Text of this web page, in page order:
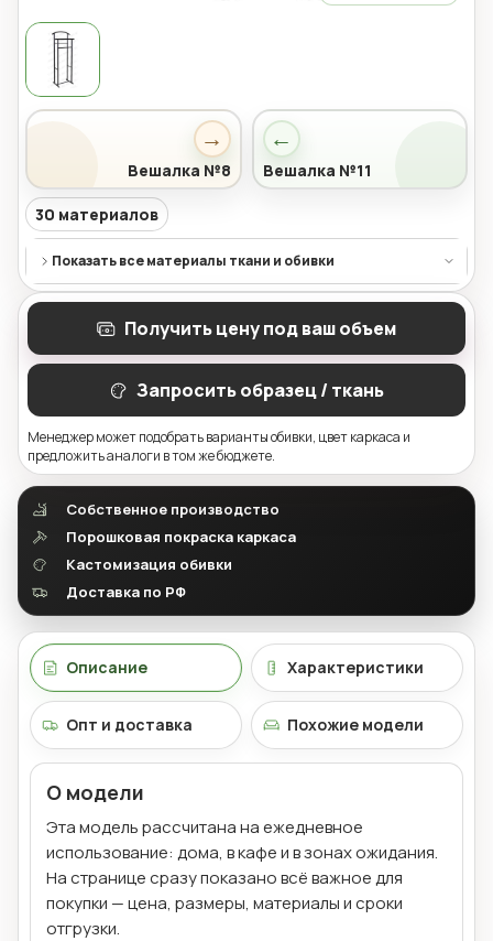
←
Вешалка №11
→
Вешалка №8
30 материалов
Показать все материалы ткани и обивки
Получить цену под ваш объем
Запросить образец / ткань
Менеджер может подобрать варианты обивки, цвет каркаса и
предложить аналоги в том же бюджете.
Собственное производство
Порошковая покраска каркаса
Кастомизация обивки
Доставка по РФ
Описание Характеристики
Опт и доставка Похожие модели
О модели
Эта модель рассчитана на ежедневное
использование: дома, в кафе и в зонах ожидания.
На странице сразу показано всё важное для
покупки — цена, размеры, материалы и сроки
отгрузки.